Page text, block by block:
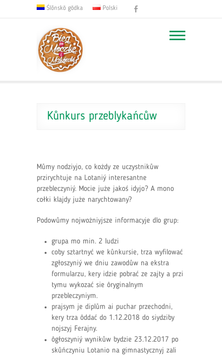
Ślōnskŏ gŏdka Polski
Kůnkurs przeblykańcůw
Můmy nodziyjo, co kożdy ze uczystnikůw
przirychtuje na Lotaniý interesantne
przebleczyniý. Mocie juże jakoś idyjo? A mono
cołki klajdy juże narychtowany?
Podowůmy nojwożniyjsze informacyje dlo grup:
grupa mo min. 2 ludzi
coby sztartnyć we kůnkursie, trza wyfilować
zgłoszyniý we dniu zawodůw na ekstra
formularzu, kery idzie pobrać ze zajty a przi
tymu wykozać sie ôryginalnym
przebleczyniym.
prajsym je diplům ai puchar przechodni,
kery trza ôddać do 1.12.2018 do siydziby
nojszyj Ferajny.
ôgłoszyniý wynikůw bydzie 23.12.2017 po
skůńczyniu Lotanio na gimnastycznyj zali